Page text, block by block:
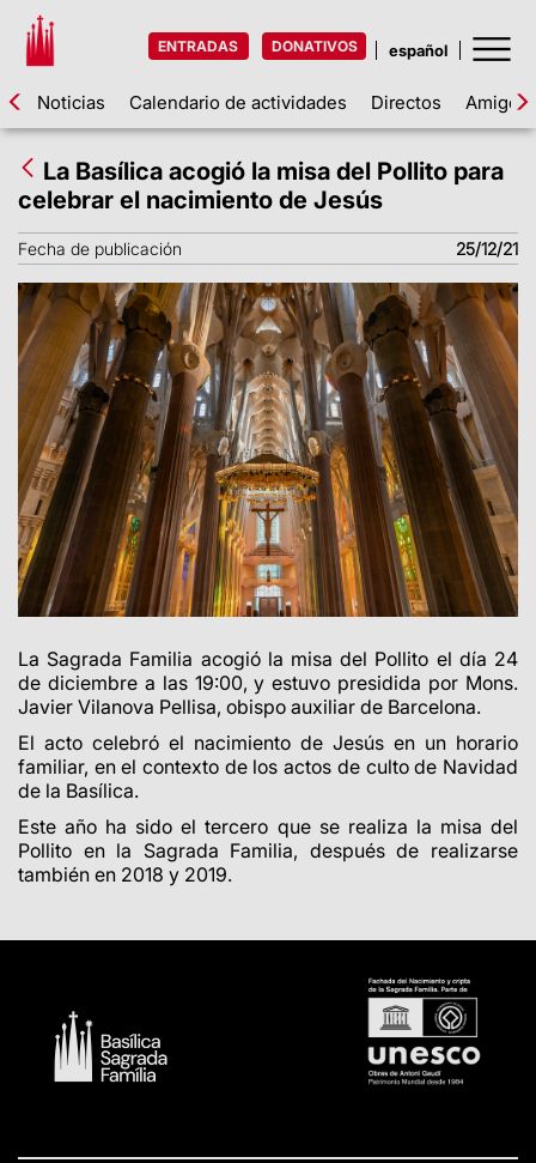
ENTRADAS DONATIVOS
Noticias Calendario de actividades Directos Amigos
La Basílica acogió la misa del Pollito para
celebrar el nacimiento de Jesús
Fecha de publicación 25/12/21
La Sagrada Familia acogió la misa del Pollito el día 24
de diciembre a las 19:00, y estuvo presidida por Mons.
Javier Vilanova Pellisa, obispo auxiliar de Barcelona.
El acto celebró el nacimiento de Jesús en un horario
familiar, en el contexto de los actos de culto de Navidad
de la Basílica.
Este año ha sido el tercero que se realiza la misa del
Pollito en la Sagrada Familia, después de realizarse
también en 2018 y 2019.